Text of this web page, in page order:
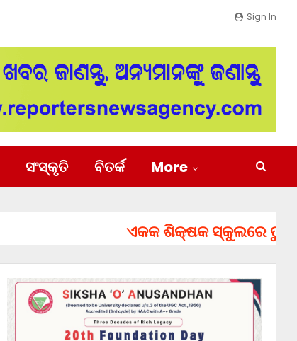
Sign In
ସଂସ୍କୃତି ବିତର୍କ More
ଏକକ ଶିକ୍ଷକ ସ୍କୁଲରେ ତୁରନ୍ତ